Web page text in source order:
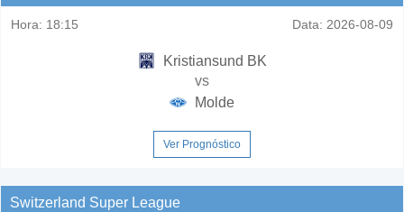
Hora: 18:15 Data: 2026-08-09
Kristiansund BK
vs
Molde
Ver Prognóstico
Switzerland Super League